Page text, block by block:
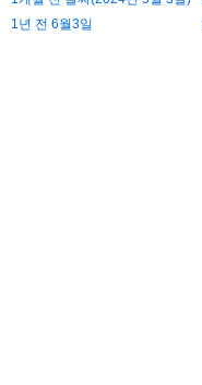
1년 전 6월3일